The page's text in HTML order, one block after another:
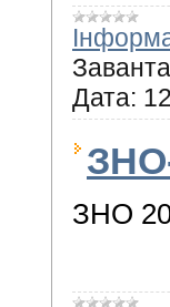
Дата:
ЗНО